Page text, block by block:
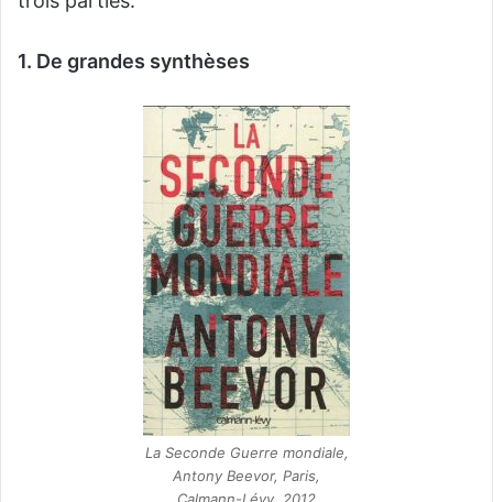
1. De grandes synthèses
La Seconde Guerre mondiale,
Antony Beevor, Paris,